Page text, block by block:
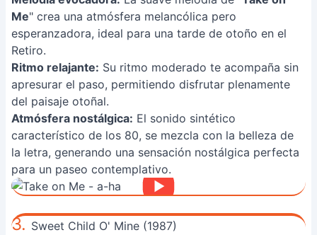
Me" crea una atmósfera melancólica pero
esperanzadora, ideal para una tarde de otoño en el
Retiro.
Ritmo relajante: Su ritmo moderado te acompaña sin
apresurar el paso, permitiendo disfrutar plenamente
del paisaje otoñal.
Atmósfera nostálgica: El sonido sintético
característico de los 80, se mezcla con la belleza de
la letra, generando una sensación nostálgica perfecta
para un paseo contemplativo.
3. Sweet Child O' Mine (1987)